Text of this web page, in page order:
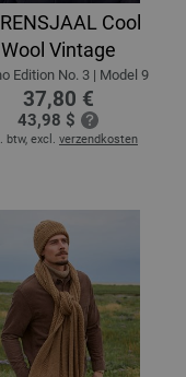
Cool
Wool Vintage
Edition No. 3 | Model 9
37,80 €
43,98 $
btw, excl. verzendkosten